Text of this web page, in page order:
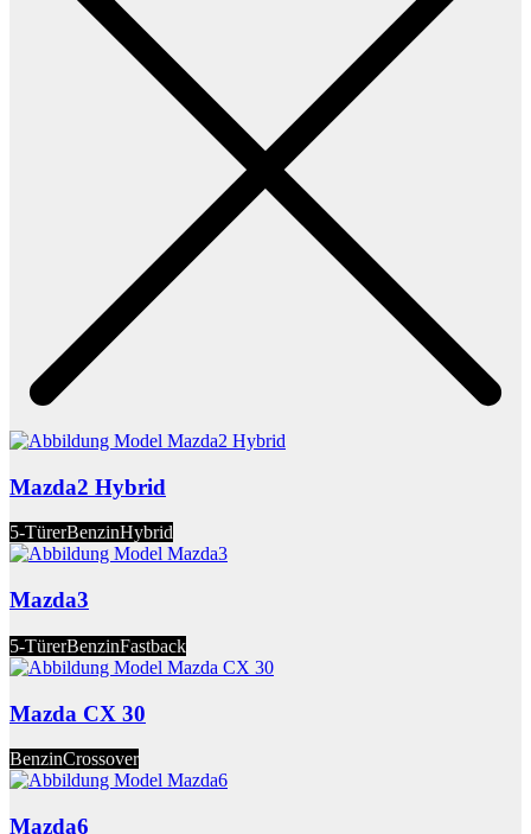
Mazda2 Hybrid
5-TürerBenzinHybrid
Mazda3
5-TürerBenzinFastback
Mazda CX 30
BenzinCrossover
Mazda6